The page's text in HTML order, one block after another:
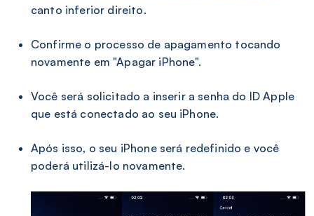
canto inferior direito.
Confirme o processo de apagamento tocando
novamente em "Apagar iPhone".
Você será solicitado a inserir a senha do ID Apple
que está conectado ao seu iPhone.
Após isso, o seu iPhone será redefinido e você
poderá utilizá-lo novamente.